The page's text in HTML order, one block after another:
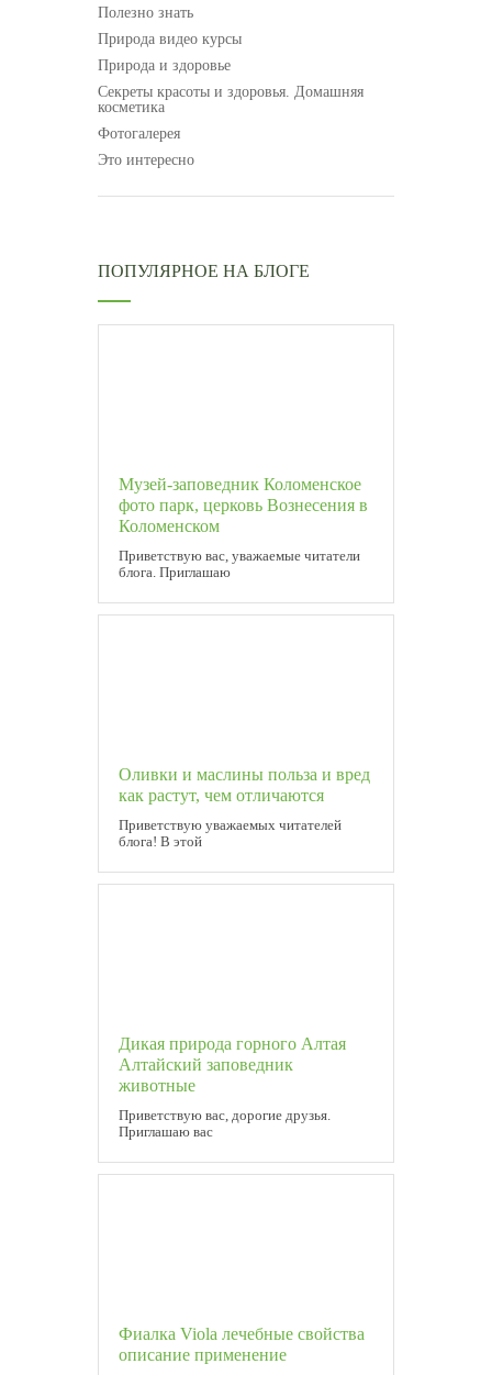
Полезно знать
Природа видео курсы
Природа и здоровье
Секреты красоты и здоровья. Домашняя
косметика
Фотогалерея
Это интересно
ПОПУЛЯРНОЕ НА БЛОГЕ
Музей-заповедник Коломенское
фото парк, церковь Вознесения в
Коломенском
Приветствую вас, уважаемые читатели
блога. Приглашаю
Оливки и маслины польза и вред
как растут, чем отличаются
Приветствую уважаемых читателей
блога! В этой
Дикая природа горного Алтая
Алтайский заповедник
животные
Приветствую вас, дорогие друзья.
Приглашаю вас
Фиалка Viola лечебные свойства
описание применение